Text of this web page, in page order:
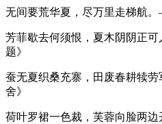
无间要荒华夏，尽万里走梯航
芳菲歇去何须恨，夏木阴阴正
题》
蚕无夏织桑充寨，田废春耕犊
舍》
荷叶罗裙一色裁，芙蓉向脸两